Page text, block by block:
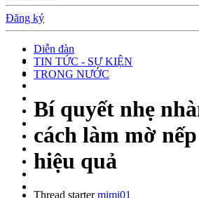
Đăng ký
Diễn đàn
TIN TỨC - SỰ KIỆN
TRONG NƯỚC
Bí quyết nhẹ
cách làm mờ
hiệu quả
Thread starter mimi01